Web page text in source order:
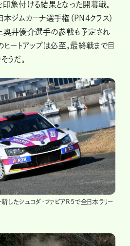
印象付ける結果となった開幕戦。
ジムカーナ選手権（PN4クラス）
奥井優介選手の参戦も予定され
ヒートアップは必至。最終戦まで目
うだ。
したシュコダ・ファビアR5で全日本ラリー